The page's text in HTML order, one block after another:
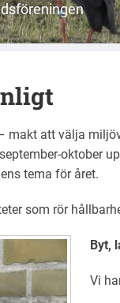
makt att välja
oktober
tema för året.
som rör
Byt,
Vi